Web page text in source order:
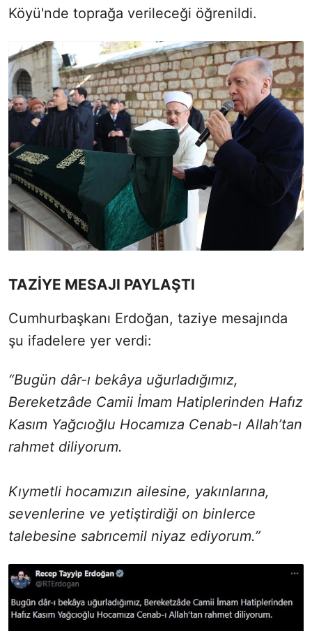
Köyü'nde toprağa verileceği öğrenildi.
TAZİYE MESAJI PAYLAŞTI
Cumhurbaşkanı Erdoğan, taziye mesajında
şu ifadelere yer verdi:
“Bugün dâr-ı bekâya uğurladığımız,
Bereketzâde Camii İmam Hatiplerinden Hafız
Kasım Yağcıoğlu Hocamıza Cenab-ı Allah’tan
rahmet diliyorum.
Kıymetli hocamızın ailesine, yakınlarına,
sevenlerine ve yetiştirdiği on binlerce
talebesine sabrıcemil niyaz ediyorum.”